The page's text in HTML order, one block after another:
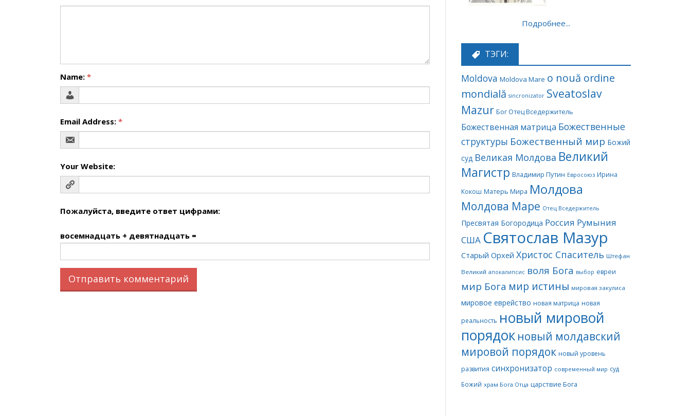
Name: *
Email Address: *
Your Website:
Пожалуйста, введите ответ цифрами:
восемнадцать + девятнадцать =
Подробнее...
ТЭГИ:
Moldova Moldova Mare o nouă ordine
mondială sincronizator Sveatoslav
Mazur Бог Отец Вседержитель
Божественная матрица Божественные
структуры Божественный мир Божий
суд Великая Молдова Великий
Магистр Владимир Путин Евросоюз Ирина
Кокош Матерь Мира Молдова
Молдова Маре Отец Вседержитель
Пресвятая Богородица Россия Румыния
США Святослав Мазур
Старый Орхей Христос Спаситель Штефан
Великий апокалипсис воля Бога выбор евреи
мир Бога мир истины мировая закулиса
мировое еврейство новая матрица новая
реальность новый мировой
порядок новый молдавский
мировой порядок новый уровень
развития синхронизатор современный мир суд
Божий храм Бога Отца царствие Бога